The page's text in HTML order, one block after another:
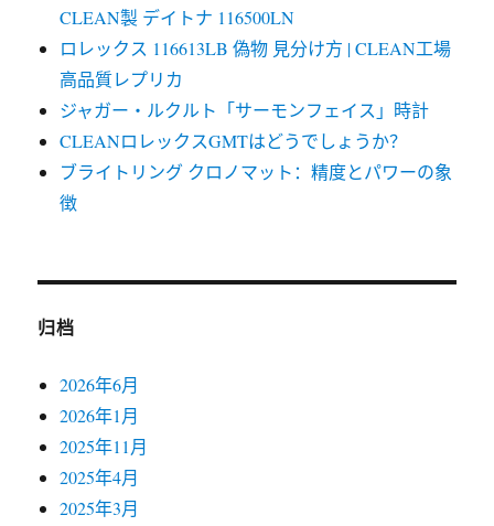
CLEAN製 デイトナ 116500LN
ロレックス 116613LB 偽物 見分け方 | CLEAN工場
高品質レプリカ
ジャガー・ルクルト「サーモンフェイス」時計
CLEANロレックスGMTはどうでしょうか？
ブライトリング クロノマット：精度とパワーの象
徴
归档
2026年6月
2026年1月
2025年11月
2025年4月
2025年3月